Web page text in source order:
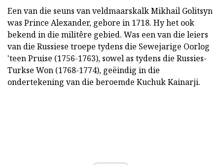
Een van die seuns van veldmaarskalk Mikhail Golitsyn
was Prince Alexander, gebore in 1718. Hy het ook
bekend in die militêre gebied. Was een van die leiers
van die Russiese troepe tydens die Sewejarige Oorlog
'teen Pruise (1756-1763), sowel as tydens die Russies-
Turkse Won (1768-1774), geëindig in die
ondertekening van die beroemde Kuchuk Kainarji.